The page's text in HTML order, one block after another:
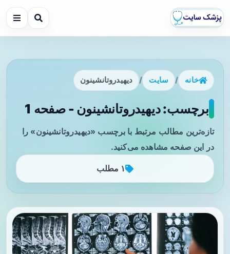
خانه / سایت / دیهیدروتانشینون
برچسب: دیهیدروتانشینون - صفحه 1
تازه‌ترین مطالب مرتبط با برچسب «دیهیدروتانشینون» را
در این صفحه مشاهده می‌کنید.
۱ مطلب